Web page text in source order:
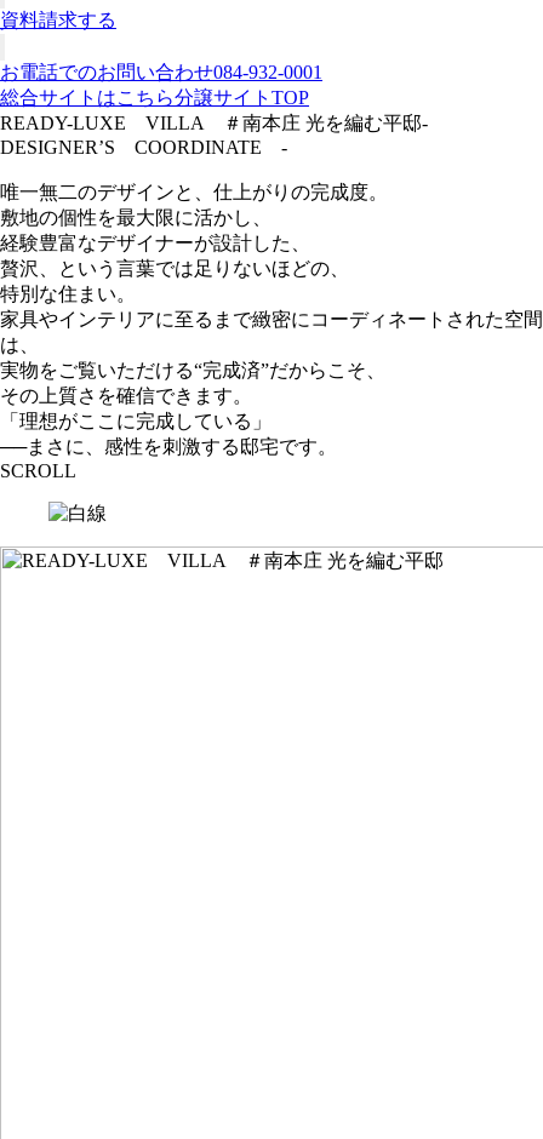
資料請求する
お電話でのお問い合わせ084-932-0001
総合サイトはこちら分譲サイトTOP
READY-LUXE VILLA ＃南本庄 光を編む平邸-
DESIGNER’S COORDINATE -
唯一無二のデザインと、仕上がりの完成度。
敷地の個性を最大限に活かし、
経験豊富なデザイナーが設計した、
贅沢、という言葉では足りないほどの、
特別な住まい。
家具やインテリアに至るまで緻密にコーディネートされた空間
は、
実物をご覧いただける“完成済”だからこそ、
その上質さを確信できます。
「理想がここに完成している」
──まさに、感性を刺激する邸宅です。
SCROLL